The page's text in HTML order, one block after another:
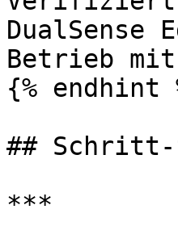
Betrieb mit
{% endhint
##
***